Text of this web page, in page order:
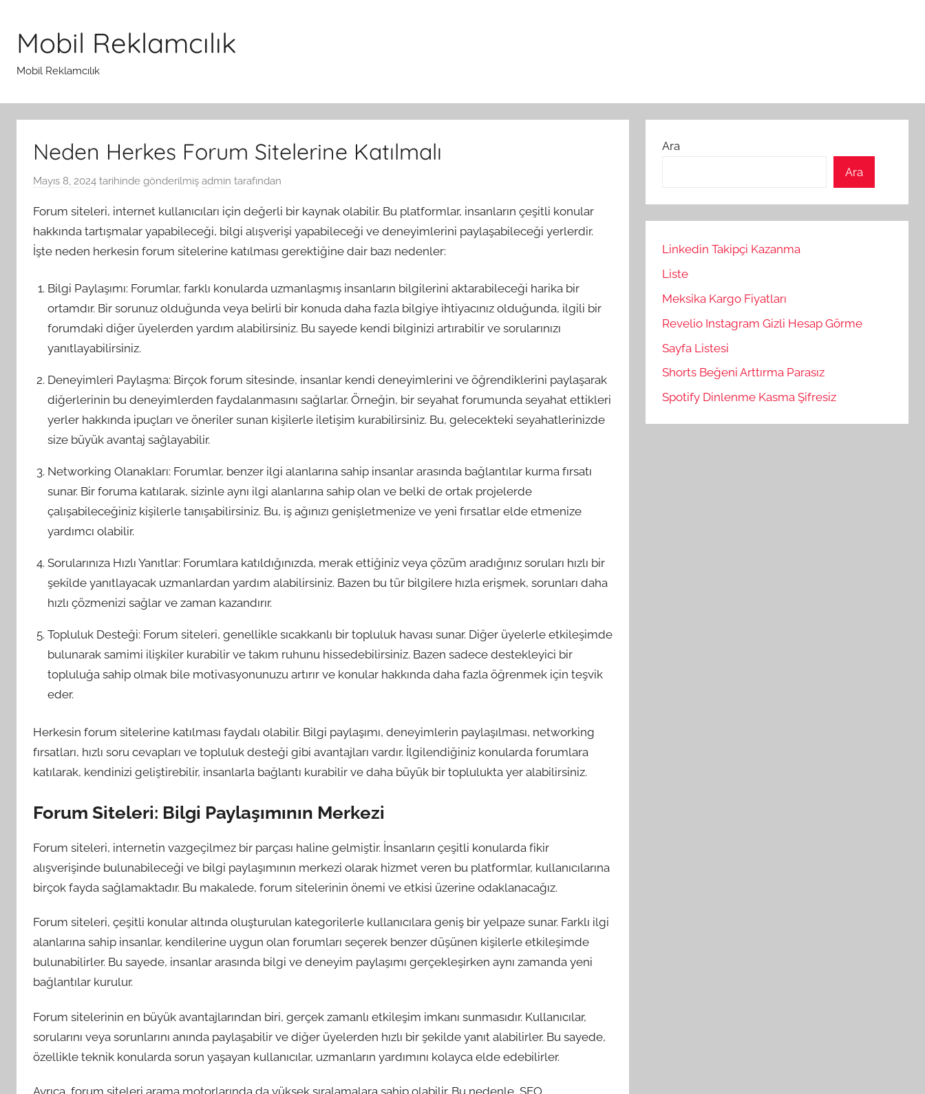
Mobil Reklamcılık
Mobil Reklamcılık
Neden Herkes Forum Sitelerine Katılmalı
Mayıs 8, 2024 tarihinde gönderilmiş admin tarafından
Forum siteleri, internet kullanıcıları için değerli bir kaynak olabilir. Bu platformlar, insanların çeşitli konular
hakkında tartışmalar yapabileceği, bilgi alışverişi yapabileceği ve deneyimlerini paylaşabileceği yerlerdir.
İşte neden herkesin forum sitelerine katılması gerektiğine dair bazı nedenler:
Bilgi Paylaşımı: Forumlar, farklı konularda uzmanlaşmış insanların bilgilerini aktarabileceği harika bir
ortamdır. Bir sorunuz olduğunda veya belirli bir konuda daha fazla bilgiye ihtiyacınız olduğunda, ilgili bir
forumdaki diğer üyelerden yardım alabilirsiniz. Bu sayede kendi bilginizi artırabilir ve sorularınızı
yanıtlayabilirsiniz.
Deneyimleri Paylaşma: Birçok forum sitesinde, insanlar kendi deneyimlerini ve öğrendiklerini paylaşarak
diğerlerinin bu deneyimlerden faydalanmasını sağlarlar. Örneğin, bir seyahat forumunda seyahat ettikleri
yerler hakkında ipuçları ve öneriler sunan kişilerle iletişim kurabilirsiniz. Bu, gelecekteki seyahatlerinizde
size büyük avantaj sağlayabilir.
Networking Olanakları: Forumlar, benzer ilgi alanlarına sahip insanlar arasında bağlantılar kurma fırsatı
sunar. Bir foruma katılarak, sizinle aynı ilgi alanlarına sahip olan ve belki de ortak projelerde
çalışabileceğiniz kişilerle tanışabilirsiniz. Bu, iş ağınızı genişletmenize ve yeni fırsatlar elde etmenize
yardımcı olabilir.
Sorularınıza Hızlı Yanıtlar: Forumlara katıldığınızda, merak ettiğiniz veya çözüm aradığınız soruları hızlı bir
şekilde yanıtlayacak uzmanlardan yardım alabilirsiniz. Bazen bu tür bilgilere hızla erişmek, sorunları daha
hızlı çözmenizi sağlar ve zaman kazandırır.
Topluluk Desteği: Forum siteleri, genellikle sıcakkanlı bir topluluk havası sunar. Diğer üyelerle etkileşimde
bulunarak samimi ilişkiler kurabilir ve takım ruhunu hissedebilirsiniz. Bazen sadece destekleyici bir
topluluğa sahip olmak bile motivasyonunuzu artırır ve konular hakkında daha fazla öğrenmek için teşvik
eder.
Herkesin forum sitelerine katılması faydalı olabilir. Bilgi paylaşımı, deneyimlerin paylaşılması, networking
fırsatları, hızlı soru cevapları ve topluluk desteği gibi avantajları vardır. İlgilendiğiniz konularda forumlara
katılarak, kendinizi geliştirebilir, insanlarla bağlantı kurabilir ve daha büyük bir toplulukta yer alabilirsiniz.
Forum Siteleri: Bilgi Paylaşımının Merkezi
Forum siteleri, internetin vazgeçilmez bir parçası haline gelmiştir. İnsanların çeşitli konularda fikir
alışverişinde bulunabileceği ve bilgi paylaşımının merkezi olarak hizmet veren bu platformlar, kullanıcılarına
birçok fayda sağlamaktadır. Bu makalede, forum sitelerinin önemi ve etkisi üzerine odaklanacağız.
Forum siteleri, çeşitli konular altında oluşturulan kategorilerle kullanıcılara geniş bir yelpaze sunar. Farklı ilgi
alanlarına sahip insanlar, kendilerine uygun olan forumları seçerek benzer düşünen kişilerle etkileşimde
bulunabilirler. Bu sayede, insanlar arasında bilgi ve deneyim paylaşımı gerçekleşirken aynı zamanda yeni
bağlantılar kurulur.
Forum sitelerinin en büyük avantajlarından biri, gerçek zamanlı etkileşim imkanı sunmasıdır. Kullanıcılar,
sorularını veya sorunlarını anında paylaşabilir ve diğer üyelerden hızlı bir şekilde yanıt alabilirler. Bu sayede,
özellikle teknik konularda sorun yaşayan kullanıcılar, uzmanların yardımını kolayca elde edebilirler.
Ayrıca, forum siteleri arama motorlarında da yüksek sıralamalara sahip olabilir. Bu nedenle, SEO
Ara
Ara
Linkedin Takipçi Kazanma
Liste
Meksika Kargo Fiyatları
Revelio Instagram Gizli Hesap Görme
Sayfa Listesi
Shorts Beğeni Arttırma Parasız
Spotify Dinlenme Kasma Şifresiz